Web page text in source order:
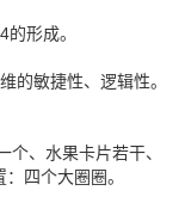
形成。
敏捷性、逻辑性。
、水果卡片若干、
四个大圈圈。